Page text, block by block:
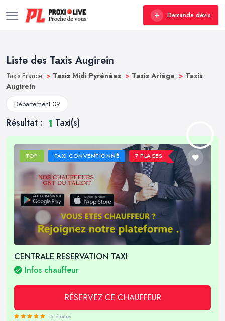
Demande devis
Liste des Taxis Augirein
Taxis France > Taxis Midi Pyrénées > Taxis Ariége > Taxis
Augirein
Département 09
Résultat : 1 Taxi(s)
TOP TAXI CONVENTIONNÉ 7 PLACES
CENTRALE RESERVATION TAXI
Infos chauffeur
RÉSERVEZ CE CHAUFFEUR
5 étoiles